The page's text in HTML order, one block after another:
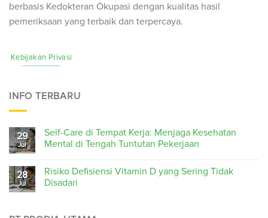
berbasis Kedokteran Okupasi dengan kualitas hasil
pemeriksaan yang terbaik dan terpercaya.
Kebijakan Privasi
INFO TERBARU
29
Jul
Self-Care di Tempat Kerja: Menjaga Kesehatan
Mental di Tengah Tuntutan Pekerjaan
28
Jul
Risiko Defisiensi Vitamin D yang Sering Tidak
Disadari